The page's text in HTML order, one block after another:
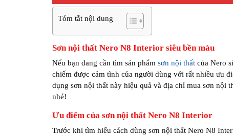
Tóm tắt nội dung
Sơn nội thất Nero N8 Interior siêu bền màu
Nếu bạn đang cần tìm sản phẩm sơn nội thất của Nero
chiếm được cảm tình của người dùng với rất nhiều ưu
dụng sơn nội thất này hiệu quả và địa chỉ mua sơn
nhé!
Ưu điểm của sơn nội thất Nero N8 Interior
Trước khi tìm hiểu cách dùng sơn nội thất Nero N8